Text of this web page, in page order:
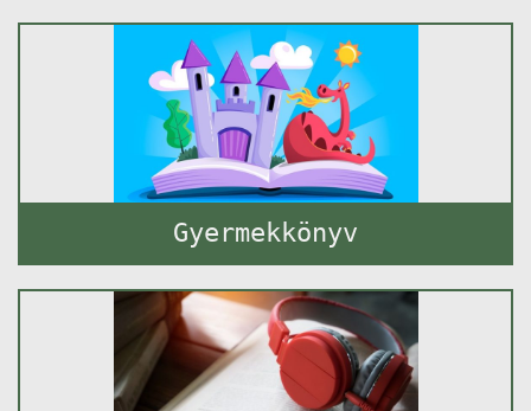
Gyermekkönyv